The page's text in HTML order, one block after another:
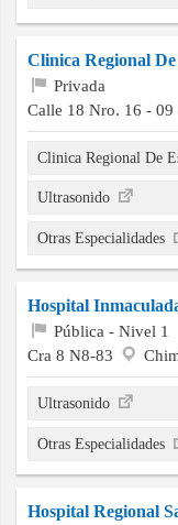
Clinica Regional De
Privada
Calle 18 Nro. 16 - 09
Clinica Regional De
Ultrasonido
Otras Especialidades
Hospital
Pública - Nivel 1
Cra 8 N8-83
Ultrasonido
Otras Especialidades
Hospital Regional